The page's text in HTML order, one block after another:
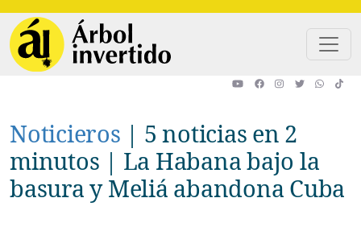
Noticieros | 5 noticias en 2
minutos | La Habana bajo la
basura y Meliá abandona Cuba